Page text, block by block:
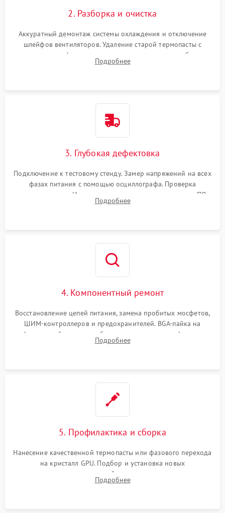
2. Разборка и очистка
Аккуратный демонтаж системы охлаждения и отключение
шлейфов вентиляторов. Удаление старой термопасты с
кристалла графического чипа и термопрокладок с банок
памяти и зоны VRM. Очистка платы от пыли и окислов.
Подробнее
3. Глубокая дефектовка
Подключение к тестовому стенду. Замер напряжений на всех
фазах питания с помощью осциллографа. Проверка
инициализации. Использование специализированного ПО
MATS
Подробнее
4. Компонентный ремонт
Восстановление цепей питания, замена пробитых мосфетов,
ШИМ-контроллеров и предохранителей. BGA-пайка на
инфракрасной станции реболлинг или замена графического
чипа и дефектной памяти GDDR. Прошивка BIOS
Подробнее
5. Профилактика и сборка
Нанесение качественной термопасты или фазового перехода
на кристалл GPU. Подбор и установка новых
термопрокладок правильной толщины на память и цепи
питания. Монтаж радиатора и бэкплейта, подключение и
Подробнее